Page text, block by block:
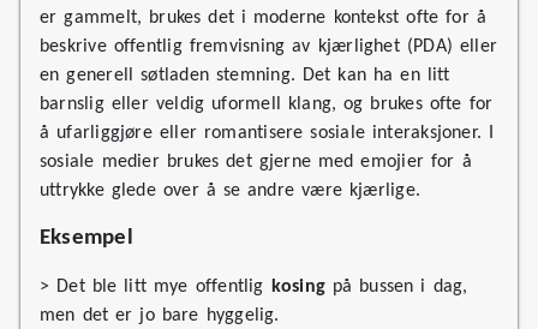
er gammelt, brukes det i moderne kontekst ofte for å
beskrive offentlig fremvisning av kjærlighet (PDA) eller
en generell søtladen stemning. Det kan ha en litt
barnslig eller veldig uformell klang, og brukes ofte for
å ufarliggjøre eller romantisere sosiale interaksjoner. I
sosiale medier brukes det gjerne med emojier for å
uttrykke glede over å se andre være kjærlige.
Eksempel
> Det ble litt mye offentlig kosing på bussen i dag,
men det er jo bare hyggelig.